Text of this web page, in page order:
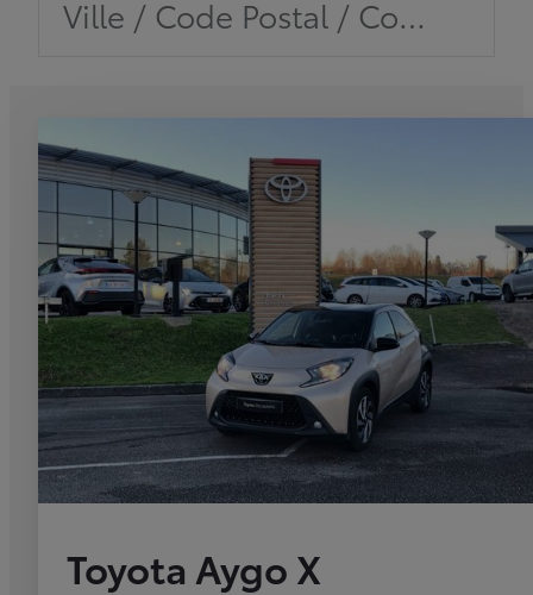
Ville / Code Postal / Concession
Toyota Aygo X